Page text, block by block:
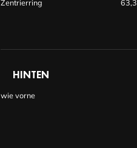
Zentrierring
63,3
HINTEN
wie vorne